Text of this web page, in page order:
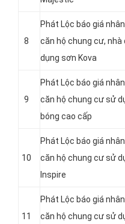
8
Phát Lộc báo giá
căn hộ chung cư,
dụng sơn Kova
9
Phát Lộc báo giá
căn hộ chung cư sử
bóng cao cấp
10
Phát Lộc báo giá
căn hộ chung cư sử
Inspire
11
Phát Lộc báo giá
căn hộ chung cư sử